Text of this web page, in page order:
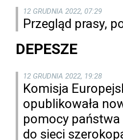
12 GRUDNIA 2022, 07:29
Przegląd prasy,
DEPESZE
12 GRUDNIA 2022, 19:28
Komisja
opublikowała
pomocy
do sieci